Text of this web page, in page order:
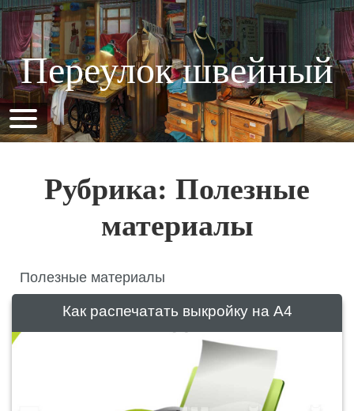
Переулок швейный
Рубрика: Полезные
материалы
Полезные материалы
Как распечатать выкройку на А4